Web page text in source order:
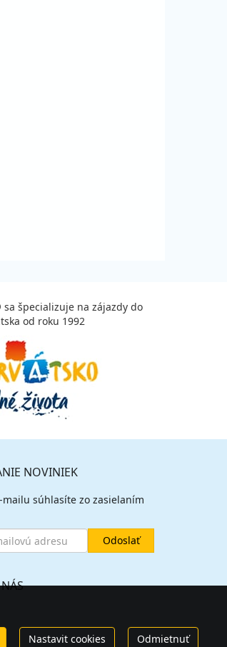
sa špecializuje na zájazdy do
od roku 1992
NOVINIEK
mailu súhlasíte zo zasielaním
Nastavit cookies Odmietnuť